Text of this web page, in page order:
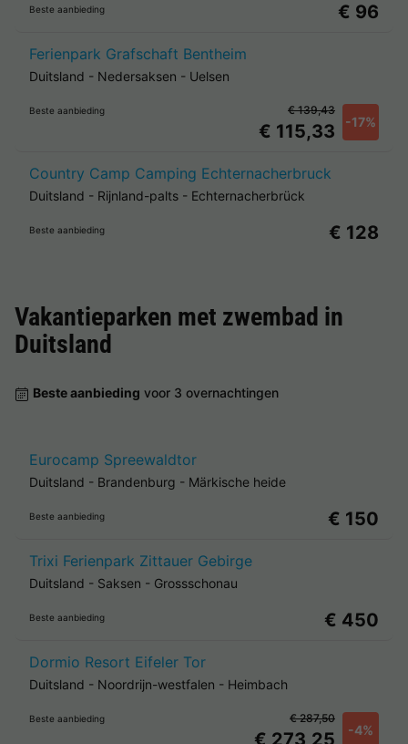
Beste aanbieding € 96
Ferienpark Grafschaft Bentheim
Duitsland - Nedersaksen - Uelsen
Beste aanbieding
€ 115,33 -17%
€ 139,43
Country Camp Camping Echternacherbruck
Duitsland - Rijnland-palts - Echternacherbrück
Beste aanbieding € 128
Vakantieparken met zwembad in
Duitsland
Beste aanbieding voor 3 overnachtingen
Eurocamp Spreewaldtor
Duitsland - Brandenburg - Märkische heide
Beste aanbieding € 150
Trixi Ferienpark Zittauer Gebirge
Duitsland - Saksen - Grossschonau
Beste aanbieding € 450
Dormio Resort Eifeler Tor
Duitsland - Noordrijn-westfalen - Heimbach
Beste aanbieding
€ 273,25 -4%
€ 287,50